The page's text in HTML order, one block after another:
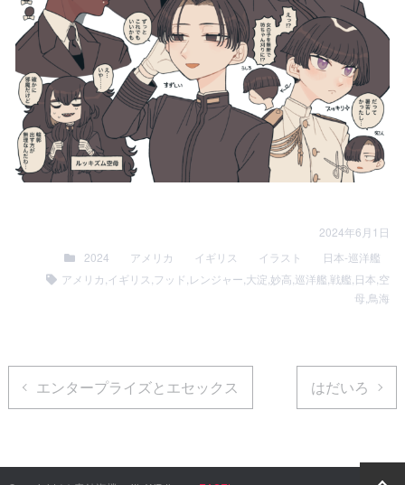
2024年6月1日
2024
アメリカ イギリス イラスト
日本-巡洋艦
アメリカ イギリス フッド レンジャー 大淀 妙高 巡洋艦 ,戦艦 日本 空
母 鳥海
エンタープライズとエセックス はだいろ